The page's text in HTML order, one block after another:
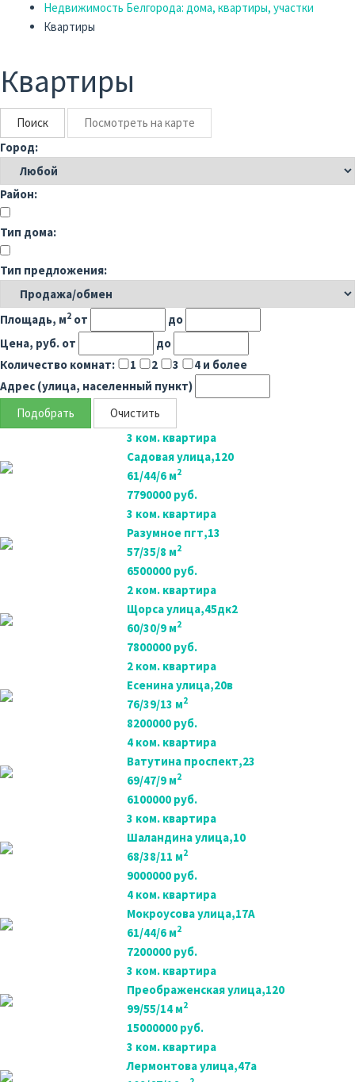
Недвижимость Белгорода: дома, квартиры, участки
Квартиры
Квартиры
Поиск
Посмотреть на карте
Город:
Район:
Тип дома:
Тип предложения:
Площадь, м2 от
до
Цена, руб. от
до
Количество комнат:
1 2 3
4 и более
Адрес (улица, населенный пункт)
3 ком. квартира
Садовая улица,120
61/44/6 м2
7790000 руб.
3 ком. квартира
Разумное пгт,13
57/35/8 м2
6500000 руб.
2 ком. квартира
Щорса улица,45дк2
60/30/9 м2
7800000 руб.
2 ком. квартира
Есенина улица,20в
76/39/13 м2
8200000 руб.
4 ком. квартира
Ватутина проспект,23
69/47/9 м2
6100000 руб.
3 ком. квартира
Шаландина улица,10
68/38/11 м2
9000000 руб.
4 ком. квартира
Мокроусова улица,17А
61/44/6 м2
7200000 руб.
3 ком. квартира
Преображенская улица,120
99/55/14 м2
15000000 руб.
3 ком. квартира
Лермонтова улица,47а